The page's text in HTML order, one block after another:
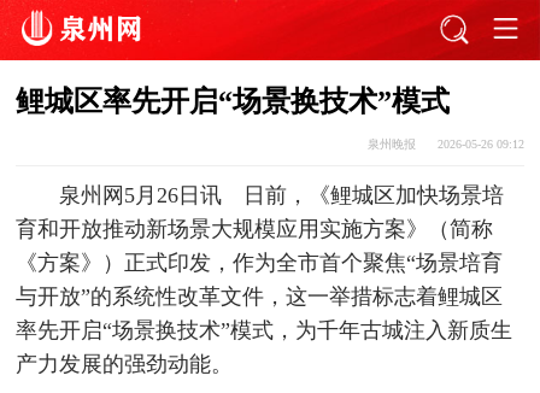
鲤城区率先开启“场景换技术”模式
泉州晚报 2026-05-26 09:12
泉州网5月26日讯 日前，《鲤城区加快场景培
育和开放推动新场景大规模应用实施方案》（简称
《方案》）正式印发，作为全市首个聚焦“场景培育
与开放”的系统性改革文件，这一举措标志着鲤城区
率先开启“场景换技术”模式，为千年古城注入新质生
产力发展的强劲动能。